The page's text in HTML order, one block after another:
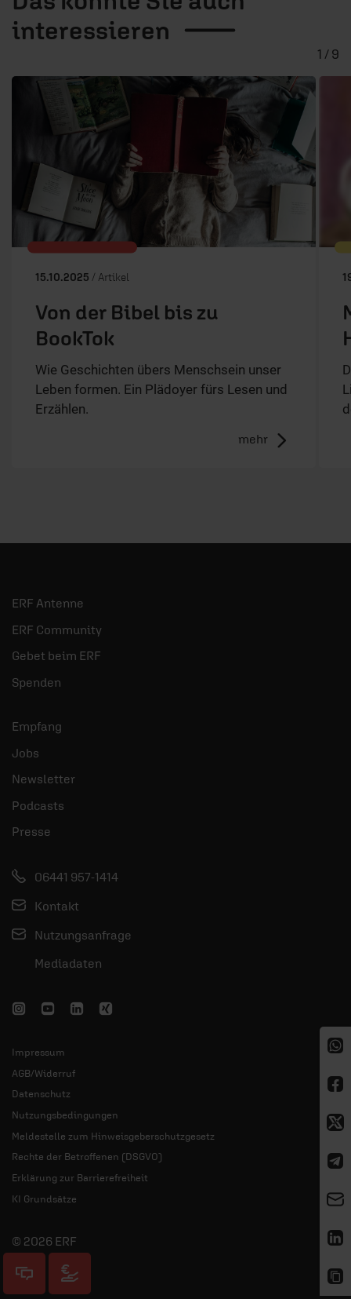
interessieren
15.10.2025 / Artikel
Von der Bibel bis zu
BookTok
Wie Geschichten übers Menschsein unser
Leben formen. Ein Plädoyer fürs Lesen und
Erzählen.
mehr
1 / 9
ERF Antenne
ERF Community
Gebet beim ERF
Spenden
Empfang
Jobs
Newsletter
Podcasts
Presse
06441 957-1414
Kontakt
Nutzungsanfrage
Mediadaten
Impressum
AGB/Widerruf
Datenschutz
Nutzungsbedingungen
Meldestelle zum Hinweisgeberschutzgesetz
Rechte der Betroffenen (DSGVO)
Erklärung zur Barrierefreiheit
KI Grundsätze
© 2026 ERF